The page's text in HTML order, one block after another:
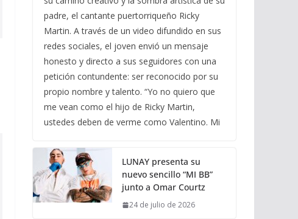
padre, el cantante puertorriqueño Ricky
Martin. A través de un video difundido en sus
redes sociales, el joven envió un mensaje
honesto y directo a sus seguidores con una
petición contundente: ser reconocido por su
propio nombre y talento. “Yo no quiero que
me vean como el hijo de Ricky Martin,
ustedes deben de verme como Valentino. Mi
LUNAY presenta su
nuevo sencillo “MI BB”
junto a Omar Courtz
24 de julio de 2026